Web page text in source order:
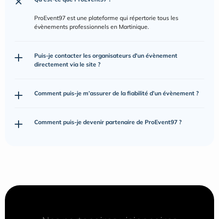
ProEvent97 est une plateforme qui répertorie tous les
évènements professionnels en Martinique.
Puis-je contacter les organisateurs d'un évènement
directement via le site ?
Comment puis-je m’assurer de la fiabilité d’un évènement ?
Comment puis-je devenir partenaire de ProEvent97 ?